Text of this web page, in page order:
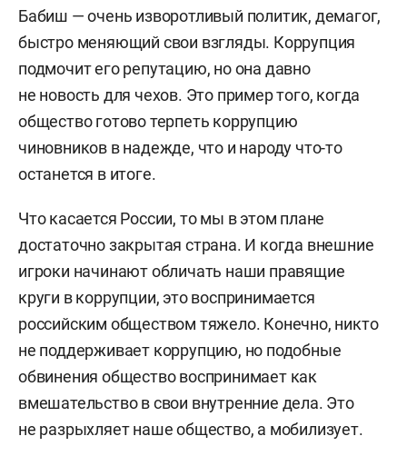
Бабиш — очень изворотливый политик, демагог,
быстро меняющий свои взгляды. Коррупция
подмочит его репутацию, но она давно
не новость для чехов. Это пример того, когда
общество готово терпеть коррупцию
чиновников в надежде, что и народу что-то
останется в итоге.
Что касается России, то мы в этом плане
достаточно закрытая страна. И когда внешние
игроки начинают обличать наши правящие
круги в коррупции, это воспринимается
российским обществом тяжело. Конечно, никто
не поддерживает коррупцию, но подобные
обвинения общество воспринимает как
вмешательство в свои внутренние дела. Это
не разрыхляет наше общество, а мобилизует.